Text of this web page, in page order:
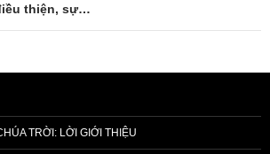
thiện, sự…
TRỜI: LỜI GIỚI THIỆU